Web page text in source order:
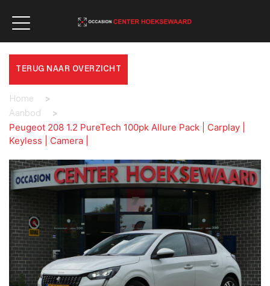
TERUG NAAR OVERZICHT
Home
>
Aanbod
>
Peugeot 208 1.2 PureTech 100pk Allure Pack | Carplay |
Keyless | Camera |